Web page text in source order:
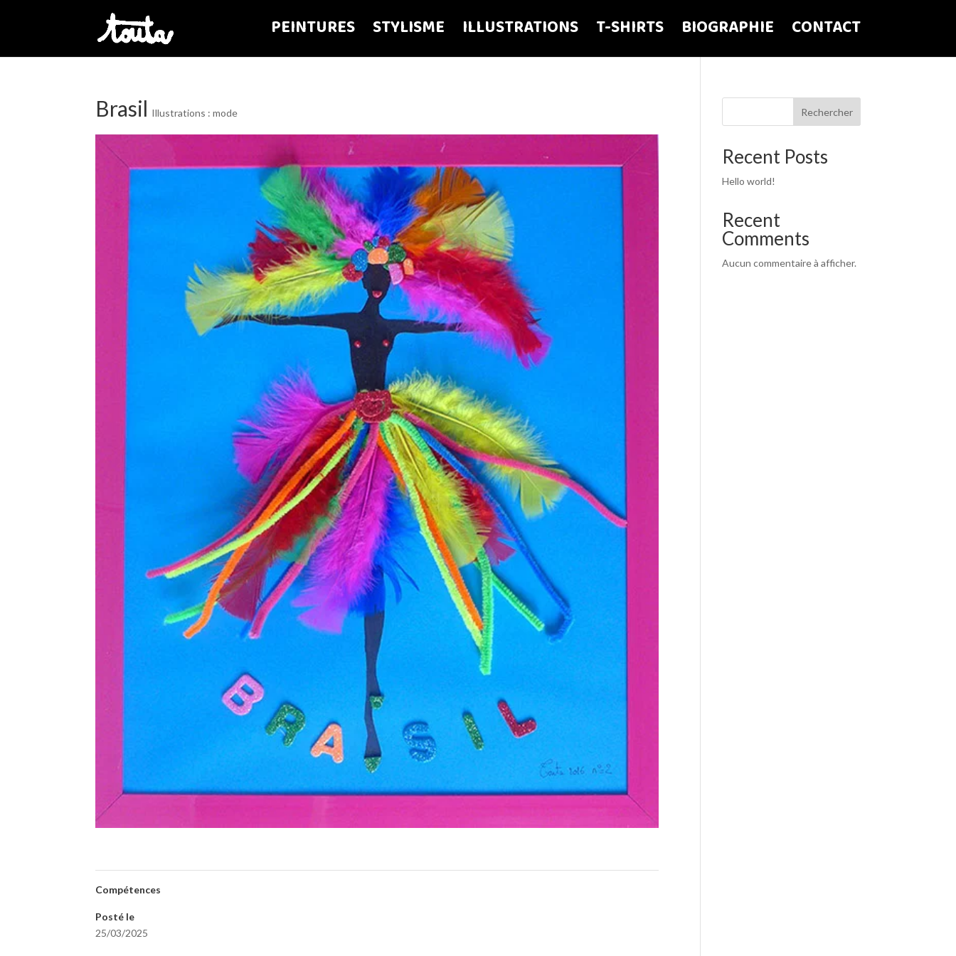
PEINTURES STYLISME ILLUSTRATIONS T-SHIRTS BIOGRAPHIE CONTACT
Brasil Illustrations : mode
Compétences
Posté le
25/03/2025
Rechercher
Recent Posts
Hello world!
Recent
Comments
Aucun commentaire à afficher.